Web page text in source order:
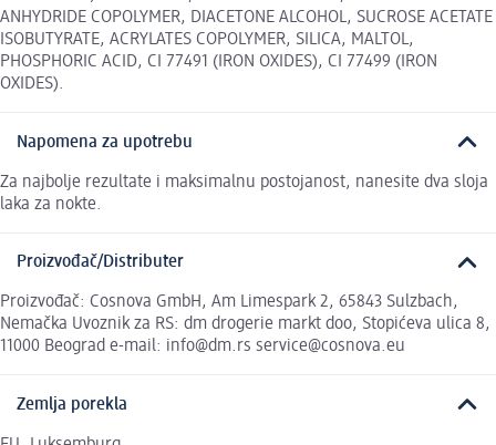
ANHYDRIDE COPOLYMER, DIACETONE ALCOHOL, SUCROSE ACETATE
ISOBUTYRATE, ACRYLATES COPOLYMER, SILICA, MALTOL,
PHOSPHORIC ACID, CI 77491 (IRON OXIDES), CI 77499 (IRON
OXIDES).
Napomena za upotrebu
Za najbolje rezultate i maksimalnu postojanost, nanesite dva sloja
laka za nokte.
Proizvođač/Distributer
Proizvođač: Cosnova GmbH, Am Limespark 2, 65843 Sulzbach,
Nemačka Uvoznik za RS: dm drogerie markt doo, Stopićeva ulica 8,
11000 Beograd e-mail: info@dm.rs service@cosnova.eu
Zemlja porekla